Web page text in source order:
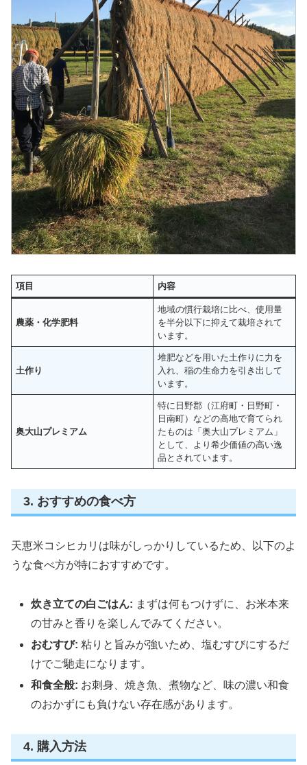
項目 内容
農薬・化学肥料
地域の慣行栽培に比べ、使用量
を半分以下に抑えて栽培されて
います。
土作り
堆肥などを用いた土作りに力を
入れ、稲の生命力を引き出して
います。
奥大山プレミアム
特に日野郡（江府町・日野町・
日南町）などの高地で育てられ
たものは「奥大山プレミアム」
として、より希少価値の高い逸
品とされています。
3. おすすめの食べ方
天恵米コシヒカリは味がしっかりしているため、以下のよ
うな食べ方が特におすすめです。
炊き立ての白ごはん: まずは何もつけずに、お米本来
の甘みと香りを楽しんでみてください。
おむすび: 粘りと旨みが強いため、塩むすびにするだ
けでご馳走になります。
和食全般: お刺身、焼き魚、煮物など、味の濃い和食
のおかずにも負けない存在感があります。
4. 購入方法